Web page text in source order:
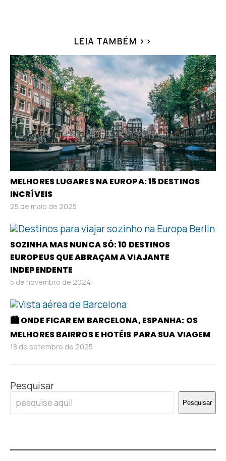
LEIA TAMBÉM >>
MELHORES LUGARES NA EUROPA: 15 DESTINOS
INCRÍVEIS
25 de maio de 2025
SOZINHA MAS NUNCA SÓ: 10 DESTINOS
EUROPEUS QUE ABRAÇAM A VIAJANTE
INDEPENDENTE
5 de novembro de 2024
🏙️ ONDE FICAR EM BARCELONA, ESPANHA: OS
MELHORES BAIRROS E HOTÉIS PARA SUA VIAGEM
18 de setembro de 2025
Pesquisar
Pesquisar